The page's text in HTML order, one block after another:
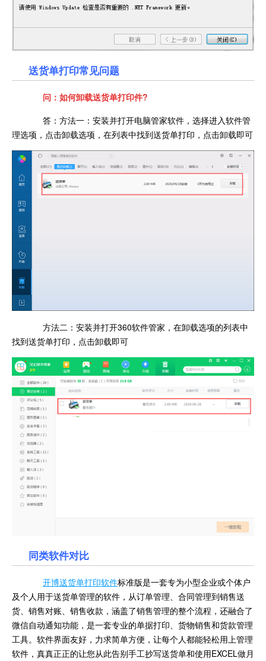
送货单打印常见问题
问：如何卸载送货单打印件?
答：方法一：安装并打开电脑管家软件，选择进入软件管
理选项，点击卸载选项，在列表中找到送货单打印，点击卸载即可
方法二：安装并打开360软件管家，在卸载选项的列表中
找到送货单打印，点击卸载即可
同类软件对比
开博送货单打印软件标准版是一套专为小型企业或个体户
及个人用于送货单管理的软件，从订单管理、合同管理到销售送
货、销售对账、销售收款，涵盖了销售管理的整个流程，还融合了
微信自动通知功能，是一套专业的单据打印、货物销售和货款管理
工具。软件界面友好，力求简单方便，让每个人都能轻松用上管理
软件，真真正正的让您从此告别手工抄写送货单和使用EXCEL做月